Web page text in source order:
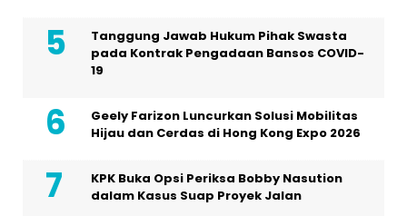
Tanggung Jawab Hukum Pihak Swasta
pada Kontrak Pengadaan Bansos COVID-
19
Geely Farizon Luncurkan Solusi Mobilitas
Hijau dan Cerdas di Hong Kong Expo 2026
KPK Buka Opsi Periksa Bobby Nasution
dalam Kasus Suap Proyek Jalan